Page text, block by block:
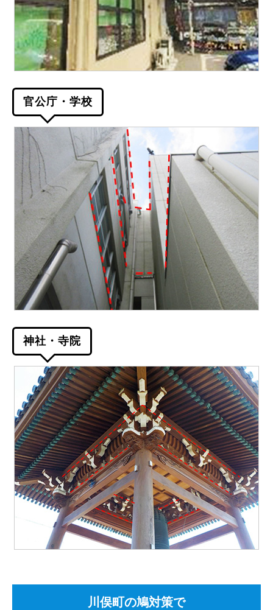
官公庁・学校
神社・寺院
川俣町の鳩対策で